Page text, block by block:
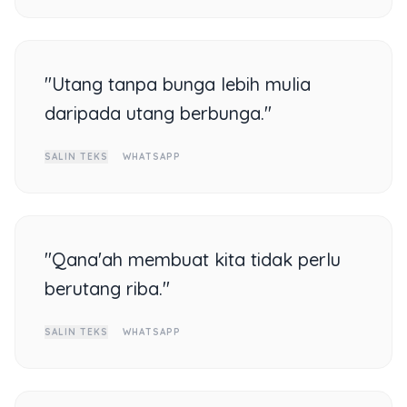
"Utang tanpa bunga lebih mulia
daripada utang berbunga."
SALIN TEKS WHATSAPP
"Qana'ah membuat kita tidak perlu
berutang riba."
SALIN TEKS WHATSAPP